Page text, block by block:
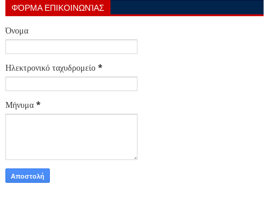
ΦΌΡΜΑ ΕΠΙΚΟΙΝΩΝΊΑΣ
Όνομα
Ηλεκτρονικό ταχυδρομείο *
Μήνυμα *